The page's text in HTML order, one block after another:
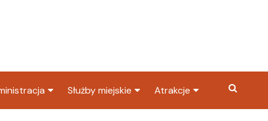
Służby miejskie Atrakcje